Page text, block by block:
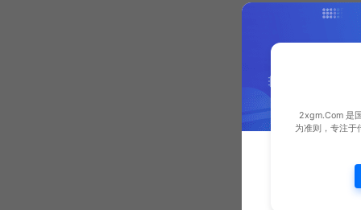
2xgm.Com 是
为准则，专注于